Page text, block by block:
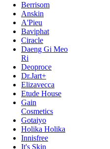
Berrisom
Anskin
A'Pieu
Baviphat
Ciracle
Daeng Gi Meo
Ri
Deoproce
Dr.Jart+
Elizavecca
Etude House
Gain
Cosmetics
Gotaiyo
Holika Holika
Innisfree
It's Skin